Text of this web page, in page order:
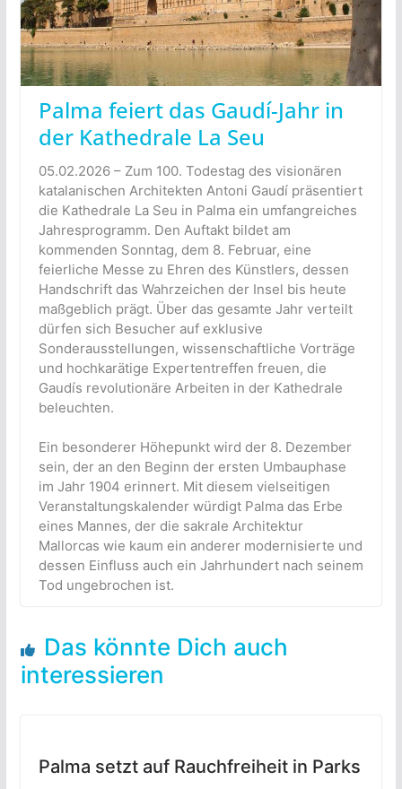
Palma feiert das Gaudí-Jahr in
der Kathedrale La Seu
05.02.2026 – Zum 100. Todestag des visionären
katalanischen Architekten Antoni Gaudí präsentiert
die Kathedrale La Seu in Palma ein umfangreiches
Jahresprogramm. Den Auftakt bildet am
kommenden Sonntag, dem 8. Februar, eine
feierliche Messe zu Ehren des Künstlers, dessen
Handschrift das Wahrzeichen der Insel bis heute
maßgeblich prägt. Über das gesamte Jahr verteilt
dürfen sich Besucher auf exklusive
Sonderausstellungen, wissenschaftliche Vorträge
und hochkarätige Expertentreffen freuen, die
Gaudís revolutionäre Arbeiten in der Kathedrale
beleuchten.
Ein besonderer Höhepunkt wird der 8. Dezember
sein, der an den Beginn der ersten Umbauphase
im Jahr 1904 erinnert. Mit diesem vielseitigen
Veranstaltungskalender würdigt Palma das Erbe
eines Mannes, der die sakrale Architektur
Mallorcas wie kaum ein anderer modernisierte und
dessen Einfluss auch ein Jahrhundert nach seinem
Tod ungebrochen ist.
Das könnte Dich auch
interessieren
Palma setzt auf Rauchfreiheit in Parks